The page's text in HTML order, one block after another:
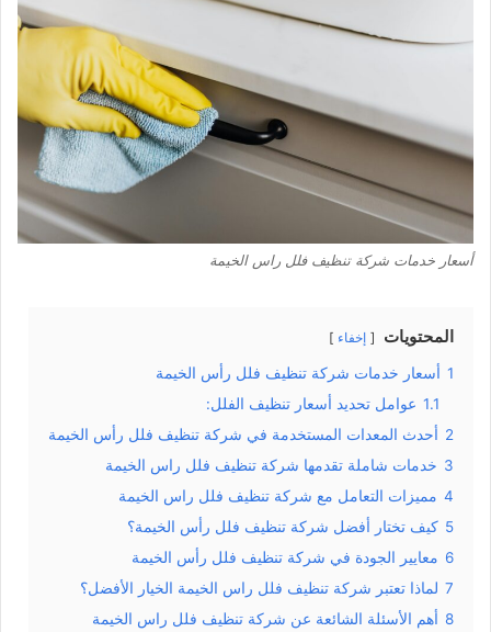
أسعار خدمات شركة تنظيف فلل راس الخيمة
المحتويات إخفاء
1 أسعار خدمات شركة تنظيف فلل رأس الخيمة
1.1 عوامل تحديد أسعار تنظيف الفلل:
2 أحدث المعدات المستخدمة في شركة تنظيف فلل رأس الخيمة
3 خدمات شاملة تقدمها شركة تنظيف فلل راس الخيمة
4 مميزات التعامل مع شركة تنظيف فلل راس الخيمة
5 كيف تختار أفضل شركة تنظيف فلل رأس الخيمة؟
6 معايير الجودة في شركة تنظيف فلل رأس الخيمة
7 لماذا تعتبر شركة تنظيف فلل راس الخيمة الخيار الأفضل؟
8 أهم الأسئلة الشائعة عن شركة تنظيف فلل راس الخيمة